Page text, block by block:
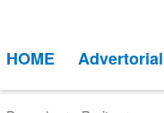
kontenMobile
HOME Advertorial